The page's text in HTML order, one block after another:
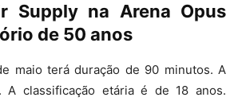
Supply na Arena Opus
de 50 anos
maio terá duração de 90 minutos. A
A classificação etária é de 18 anos.